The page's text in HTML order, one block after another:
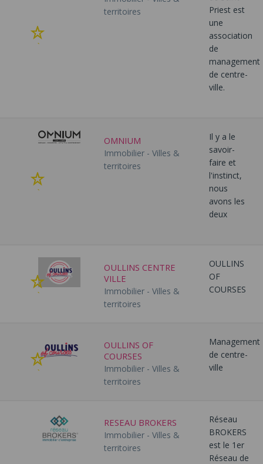
à
territoires
Priest est
une
association
de
management
de centre-
ville.
à
OMNIUM
Immobilier - Villes &
territoires
Il y a le
savoir-
faire et
l'instinct,
nous
avons les
deux
Ajouter
à
OULLINS CENTRE
VILLE
Immobilier - Villes &
territoires
OULLINS
OF
COURSES
Ajouter
à
OULLINS OF
COURSES
Immobilier - Villes &
territoires
Management
de centre-
ville
RESEAU BROKERS
Immobilier - Villes &
territoires
Réseau
BROKERS
est le 1er
Réseau de